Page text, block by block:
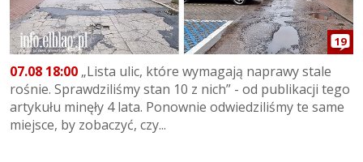
19
07.08 18:00 „Lista ulic, które wymagają naprawy stale
rośnie. Sprawdziliśmy stan 10 z nich” - od publikacji tego
artykułu minęły 4 lata. Ponownie odwiedziliśmy te same
miejsce, by zobaczyć, czy...